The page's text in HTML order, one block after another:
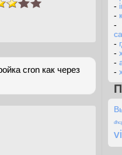
cron как через
-
-
-
-
-
-
-